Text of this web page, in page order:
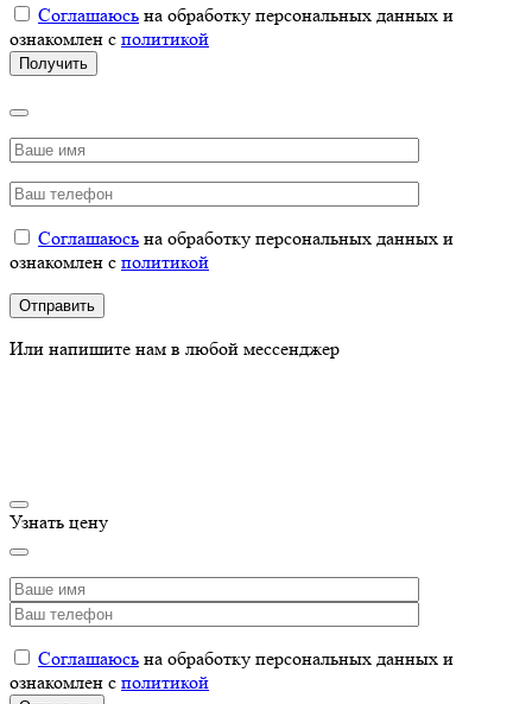
Соглашаюсь на обработку персональных данных и
ознакомлен с политикой
Соглашаюсь на обработку персональных данных и
ознакомлен с политикой
Или напишите нам в любой мессенджер
Узнать цену
Соглашаюсь на обработку персональных данных и
ознакомлен с политикой